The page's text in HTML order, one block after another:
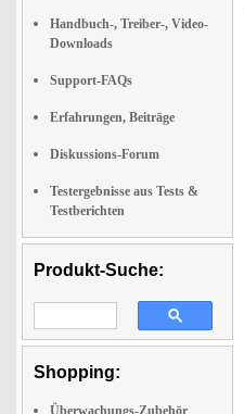
Handbuch-, Treiber-, Video-
Downloads
Support-FAQs
Erfahrungen, Beiträge
Diskussions-Forum
Testergebnisse aus Tests &
Testberichten
Produkt-Suche:
Shopping:
Überwachungs-Zubehör